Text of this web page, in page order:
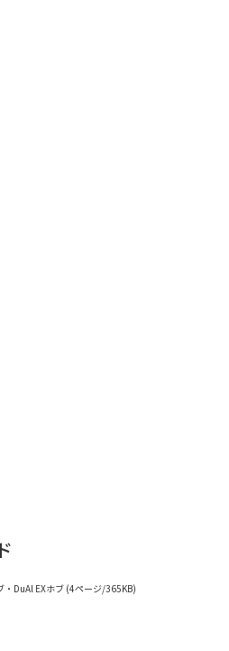
DuAl EXホブ (4ページ/365KB)